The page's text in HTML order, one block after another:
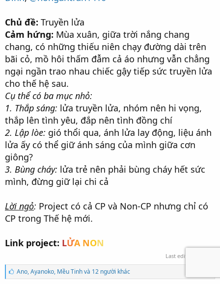
Chủ đề: Truyền lửa
Cảm hứng: Mùa xuân, giữa trời nắng chang
chang, có những thiếu niên chạy đường dài trên
bãi cỏ, mồ hôi thấm đẫm cả áo nhưng vẫn chẳng
ngại ngần trao nhau chiếc gậy tiếp sức truyền lửa
cho thế hệ sau.
Cụ thể có ba mục nhỏ:
1. Thắp sáng: lửa truyền lửa, nhóm nên hi vọng,
thắp lên tình yêu, đắp nên tình đồng chí
2. Lập lòe: gió thổi qua, ánh lửa lay động, liệu ánh
lửa ấy có thể giữ ánh sáng của mình giữa cơn
giông?
3. Bùng cháy: lửa trẻ nên phải bùng cháy hết sức
mình, đừng giữ lại chi cả
Lời ngỏ: Project có cả CP và Non-CP nhưng chỉ có
CP trong Thế hệ mới.
Link project: LỬA NON
Last edited:
S
ố
Ano,Ayanoko, Mều Tinh và 12 người khác